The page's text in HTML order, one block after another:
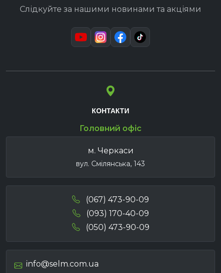
Слідкуйте за нашими новинами та акціями
КОНТАКТИ
Головний офіс
м. Черкаси
вул. Смілянська, 143
(067) 473-90-09
(093) 170-40-09
(050) 473-90-09
info@selm.com.ua